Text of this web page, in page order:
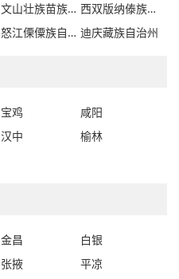
文山壮族苗族自治州
西双版纳傣族自治州
怒江傈僳族自治州 迪庆藏族自治州
宝鸡
咸阳
汉中
榆林
金昌
白银
张掖
平凉